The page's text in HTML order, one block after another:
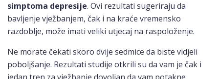
simptoma depresije. Ovi rezultati sugeriraju da
bavljenje vježbanjem, čak i na kraće vremensko
razdoblje, može imati veliki utjecaj na raspoloženje.
Ne morate čekati skoro dvije sedmice da biste vidjeli
poboljšanje. Rezultati studije otkrili su da vam je čak i